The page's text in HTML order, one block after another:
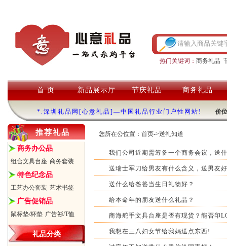
热门关键词： 商务礼品
首 页 新品展示厅 节庆礼品 商务礼品
*.深圳礼品网[心意礼品]—中国礼品行业门户性网站! 价
推荐礼品
商务办公品
组合文具台座 商务套装
特色纪念品
工艺办公套装 艺术书签
广告促销品
鼠标垫/杯垫 广告衫/T恤
礼品分类
您所在公位置： 首页->送礼知道
我们公司近期需筹备一个商务会议，送
送瑞士军刀给男友有什么含义，送男友
送什么给爸爸当生日礼物好？
给本命年的朋友送什么礼品？
商海舵手文具台座是否有现货？能否印
我想在三八妇女节给我妈送点东西!